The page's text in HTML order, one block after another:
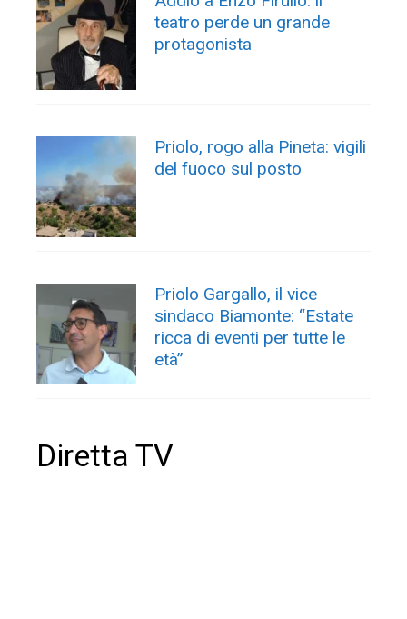
teatro perde un grande
protagonista
Priolo, rogo alla Pineta: vigili
del fuoco sul posto
Priolo Gargallo, il vice
sindaco Biamonte: “Estate
ricca di eventi per tutte le
età”
Diretta TV